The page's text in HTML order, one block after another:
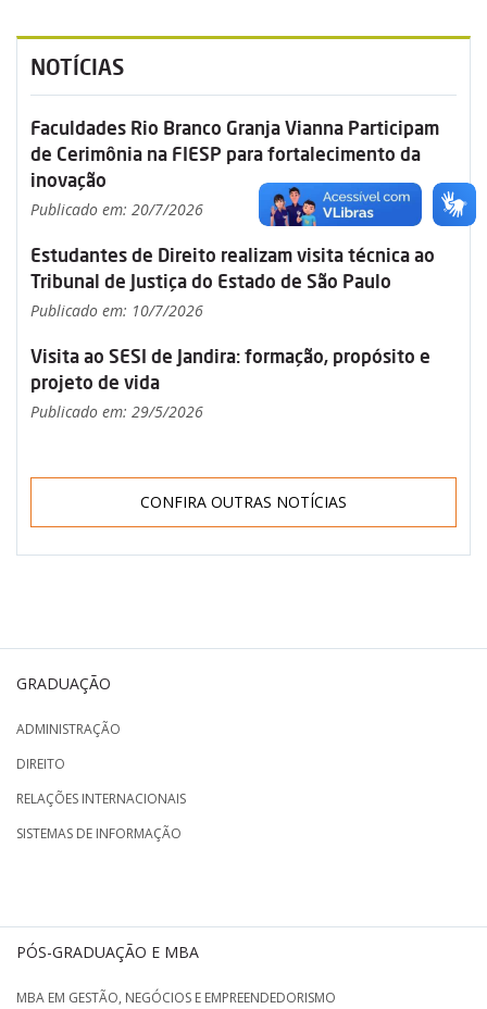
NOTÍCIAS
Faculdades Rio Branco Granja Vianna Participam
de Cerimônia na FIESP para fortalecimento da
inovação
Publicado em: 20/7/2026
Estudantes de Direito realizam visita técnica ao
Tribunal de Justiça do Estado de São Paulo
Publicado em: 10/7/2026
Visita ao SESI de Jandira: formação, propósito e
projeto de vida
Publicado em: 29/5/2026
CONFIRA OUTRAS NOTÍCIAS
GRADUAÇÃO
ADMINISTRAÇÃO
DIREITO
RELAÇÕES INTERNACIONAIS
SISTEMAS DE INFORMAÇÃO
PÓS-GRADUAÇÃO E MBA
MBA EM GESTÃO, NEGÓCIOS E EMPREENDEDORISMO